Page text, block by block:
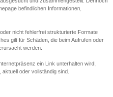
befindlichen Informationen,
nicht fehlerfrei strukturierte Formate
gilt für Schäden, die beim Aufrufen oder
werden.
ein Link unterhalten wird,
oder vollständig sind.